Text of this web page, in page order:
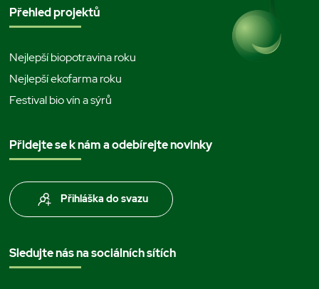
Přehled projektů
Nejlepší biopotravina roku
Nejlepší ekofarma roku
Festival bio vín a sýrů
Přidejte se k nám a odebírejte novinky
Přihláška do svazu
Sledujte nás na sociálních sítích